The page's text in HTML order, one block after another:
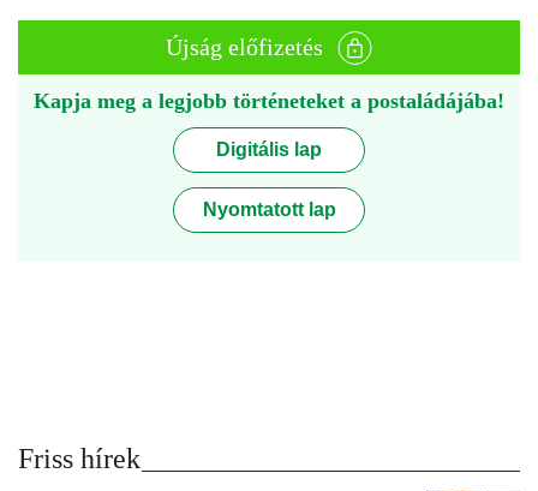
Újság előfizetés
Kapja meg a legjobb történeteket a postaládájába!
Digitális lap
Nyomtatott lap
Friss hírek